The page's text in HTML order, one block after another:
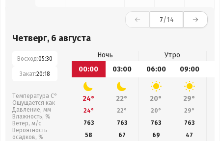
7/14
Четверг, 6 августа
Восход:05:30
Закат:20:18
Температура С°
Ощущается как
Давление, мм
Влажность, %
Ветер, м/с
Вероятность
осадков, %
Ночь
Утро
00:00
03:00 06:00 09:00
24° 22° 20° 29°
24° 22° 20° 29°
763
763 763 763
58
67 69
47